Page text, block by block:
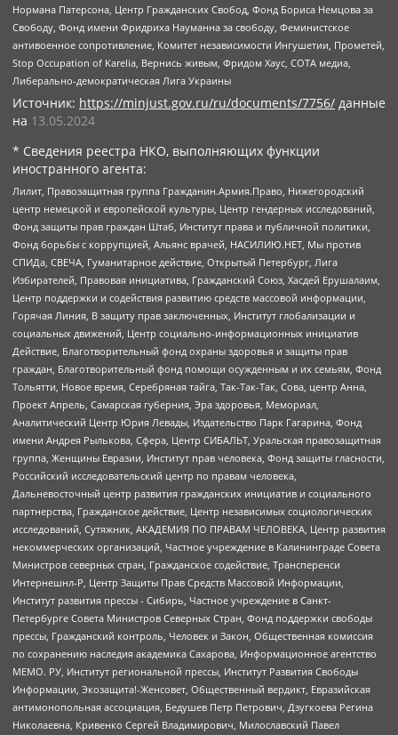
Нормана Патерсона, Центр Гражданских Свобод, Фонд Бориса Немцова за
Свободу, Фонд имени Фридриха Науманна за свободу, Феминистское
антивоенное сопротивление, Комитет независимости Ингушетии, Прометей,
Stop Occupation of Karelia, Вернись живым, Фридом Хаус, СОТА медиа,
Либерально-демократическая Лига Украины
Источник: https://minjust.gov.ru/ru/documents/7756/ данные
на 13.05.2024
* Сведения реестра НКО, выполняющих функции
иностранного агента:
Лилит, Правозащитная группа Гражданин.Армия.Право, Нижегородский
центр немецкой и европейской культуры, Центр гендерных исследований,
Фонд защиты прав граждан Штаб, Институт права и публичной политики,
Фонд борьбы с коррупцией, Альянс врачей, НАСИЛИЮ.НЕТ, Мы против
СПИДа, СВЕЧА, Гуманитарное действие, Открытый Петербург, Лига
Избирателей, Правовая инициатива, Гражданский Союз, Хасдей Ерушалаим,
Центр поддержки и содействия развитию средств массовой информации,
Горячая Линия, В защиту прав заключенных, Институт глобализации и
социальных движений, Центр социально-информационных инициатив
Действие, Благотворительный фонд охраны здоровья и защиты прав
граждан, Благотворительный фонд помощи осужденным и их семьям, Фонд
Тольятти, Новое время, Серебряная тайга, Так-Так-Так, Сова, центр Анна,
Проект Апрель, Самарская губерния, Эра здоровья, Мемориал,
Аналитический Центр Юрия Левады, Издательство Парк Гагарина, Фонд
имени Андрея Рылькова, Сфера, Центр СИБАЛЬТ, Уральская правозащитная
группа, Женщины Евразии, Институт прав человека, Фонд защиты гласности,
Российский исследовательский центр по правам человека,
Дальневосточный центр развития гражданских инициатив и социального
партнерства, Гражданское действие, Центр независимых социологических
исследований, Сутяжник, АКАДЕМИЯ ПО ПРАВАМ ЧЕЛОВЕКА, Центр развития
некоммерческих организаций, Частное учреждение в Калининграде Совета
Министров северных стран, Гражданское содействие, Трансперенси
Интернешнл-Р, Центр Защиты Прав Средств Массовой Информации,
Институт развития прессы - Сибирь, Частное учреждение в Санкт-
Петербурге Совета Министров Северных Стран, Фонд поддержки свободы
прессы, Гражданский контроль, Человек и Закон, Общественная комиссия
по сохранению наследия академика Сахарова, Информационное агентство
МЕМО. РУ, Институт региональной прессы, Институт Развития Свободы
Информации, Экозащита!-Женсовет, Общественный вердикт, Евразийская
антимонопольная ассоциация, Бедушев Петр Петрович, Дзугкоева Регина
Николаевна, Кривенко Сергей Владимирович, Милославский Павел